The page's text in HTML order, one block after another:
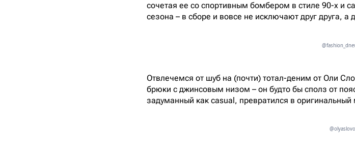
сочетая ее со спортивным бомбером в стиле 90-х и
сезона – в сборе и вовсе не исключают друг друга, а
Отвлечемся от шуб на (почти) тотал-деним от Оли
брюки с джинсовым низом – он будто бы сполз от
задуманный как casual, превратился в
@olyaslovo